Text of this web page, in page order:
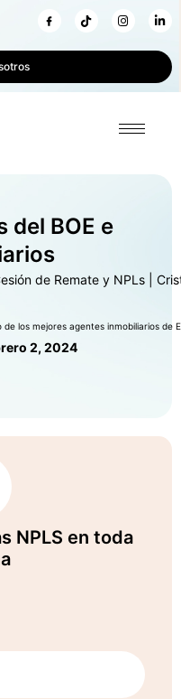
del BOE e
de Remate y NPLs |
los mejores agentes inmobiliarios de
2, 2024
NPLS en toda